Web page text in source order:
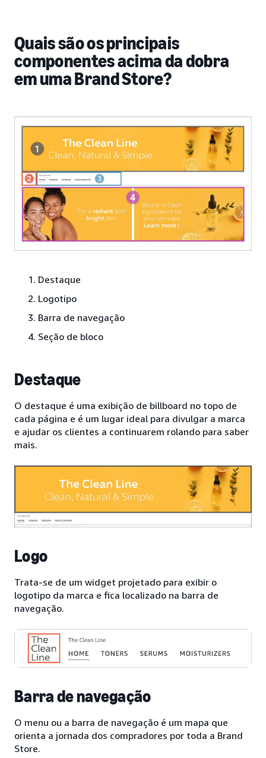
Quais são os principais
componentes acima da dobra
em uma Brand Store?
Destaque
Logotipo
Barra de navegação
Seção de bloco
Destaque
O destaque é uma exibição de billboard no topo de
cada página e é um lugar ideal para divulgar a marca
e ajudar os clientes a continuarem rolando para saber
mais.
Logo
Trata-se de um widget projetado para exibir o
logotipo da marca e fica localizado na barra de
navegação.
Barra de navegação
O menu ou a barra de navegação é um mapa que
orienta a jornada dos compradores por toda a Brand
Store.